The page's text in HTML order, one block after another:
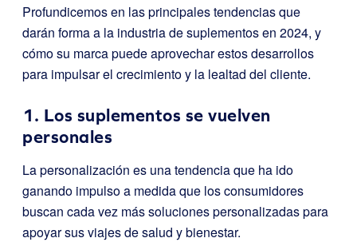
Profundicemos en las principales tendencias que
darán forma a la industria de suplementos en 2024, y
cómo su marca puede aprovechar estos desarrollos
para impulsar el crecimiento y la lealtad del cliente.
1. Los suplementos se vuelven
personales
La personalización es una tendencia que ha ido
ganando impulso a medida que los consumidores
buscan cada vez más soluciones personalizadas para
apoyar sus viajes de salud y bienestar.